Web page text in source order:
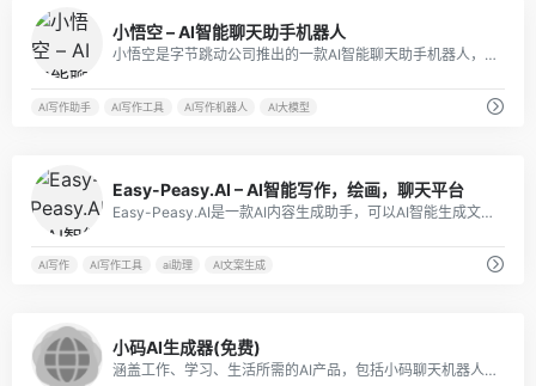
小悟空 – AI智能聊天助手机器人
小悟空是字节跳动公司推出的一款AI智能聊天助手机器人，内置了多种AI工具，可以帮助你完成各种任务，例如查询天气、看新闻等。
AI写作助手 AI写作工具 AI写作机器人 AI大模型
Easy-Peasy.AI – AI智能写作，绘画，聊天平台
Easy-Peasy.AI是一款AI内容生成助手，可以AI智能生成文本、图像和音频转文字。
AI写作 AI写作工具 ai助理 AI文案生成
小码AI生成器(免费)
涵盖工作、学习、生活所需的AI产品，包括小码聊天机器人、小码文书、小言心语、心语屋等。